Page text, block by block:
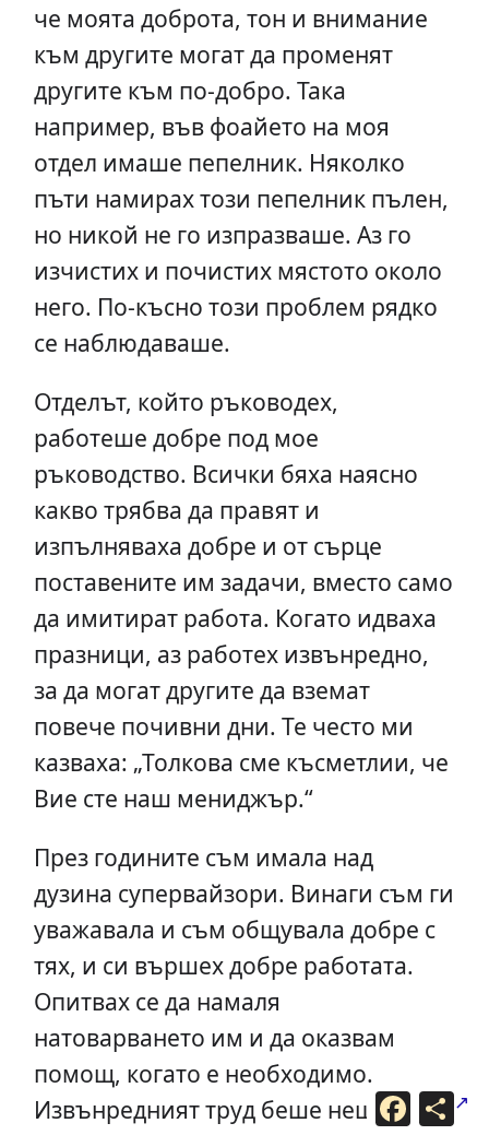
че моята доброта, тон и внимание
към другите могат да променят
другите към по-добро. Така
например, във фоайето на моя
отдел имаше пепелник. Няколко
пъти намирах този пепелник пълен,
но никой не го изпразваше. Аз го
изчистих и почистих мястото около
него. По-късно този проблем рядко
се наблюдаваше.
Отделът, който ръководех,
работеше добре под мое
ръководство. Всички бяха наясно
какво трябва да правят и
изпълняваха добре и от сърце
поставените им задачи, вместо само
да имитират работа. Когато идваха
празници, аз работех извънредно,
за да могат другите да вземат
повече почивни дни. Те често ми
казваха: „Толкова сме късметлии, че
Вие сте наш мениджър.“
През годините съм имала над
дузина супервайзори. Винаги съм ги
уважавала и съм общувала добре с
тях, и си вършех добре работата.
Опитвах се да намаля
натоварването им и да оказвам
помощ, когато е необходимо.
Извънредният труд беше нещо
F
a
С
п